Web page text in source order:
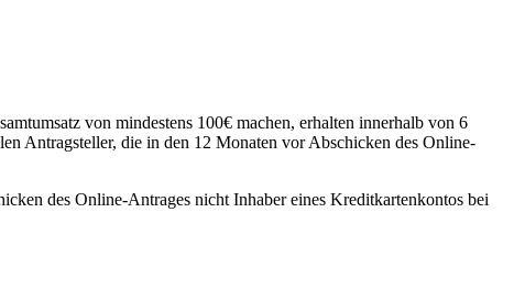
von mindestens 100€ machen, erhalten innerhalb von 6
Antragsteller, die in den 12 Monaten vor Abschicken des Online-
des Online-Antrages nicht Inhaber eines Kreditkartenkontos bei